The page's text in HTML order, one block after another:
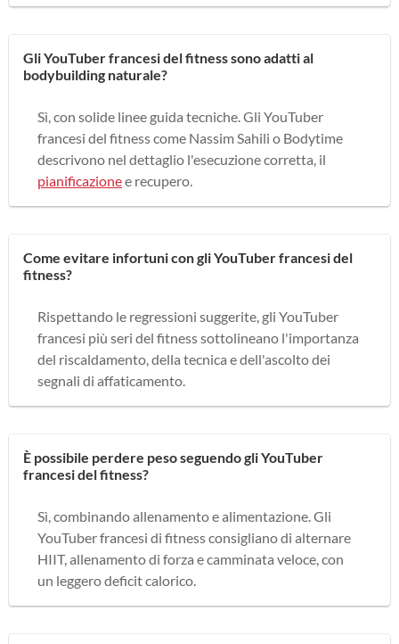
Gli YouTuber francesi del fitness sono adatti al
bodybuilding naturale?
Sì, con solide linee guida tecniche. Gli YouTuber
francesi del fitness come Nassim Sahili o Bodytime
descrivono nel dettaglio l'esecuzione corretta, il
pianificazionee recupero.
Come evitare infortuni con gli YouTuber francesi del
fitness?
Rispettando le regressioni suggerite, gli YouTuber
francesi più seri del fitness sottolineano l'importanza
del riscaldamento, della tecnica e dell'ascolto dei
segnali di affaticamento.
È possibile perdere peso seguendo gli YouTuber
francesi del fitness?
Sì, combinando allenamento e alimentazione. Gli
YouTuber francesi di fitness consigliano di alternare
HIIT, allenamento di forza e camminata veloce, con
un leggero deficit calorico.